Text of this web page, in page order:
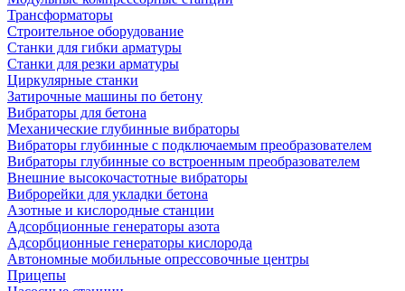
Трансформаторы
Строительное оборудование
Станки для гибки арматуры
Станки для резки арматуры
Циркулярные станки
Затирочные машины по бетону
Вибраторы для бетона
Механические глубинные вибраторы
Вибраторы глубинные с подключаемым преобразователем
Вибраторы глубинные со встроенным преобразователем
Внешние высокочастотные вибраторы
Виброрейки для укладки бетона
Азотные и кислородные станции
Адсорбционные генераторы азота
Адсорбционные генераторы кислорода
Автономные мобильные опрессовочные центры
Прицепы